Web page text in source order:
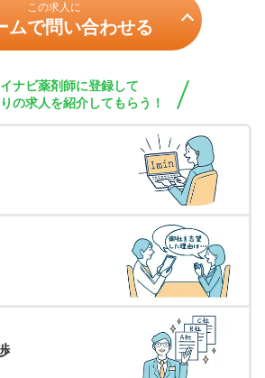
この求人に
ムで問い合わせる
ナビ薬剤師に登録して
の求人を紹介してもらう！